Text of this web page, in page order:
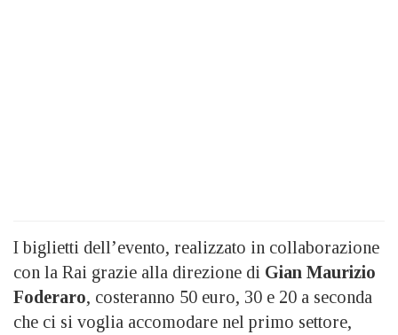
I biglietti dell’evento, realizzato in collaborazione
con la Rai grazie alla direzione di Gian Maurizio
Foderaro, costeranno 50 euro, 30 e 20 a seconda
che ci si voglia accomodare nel primo settore,